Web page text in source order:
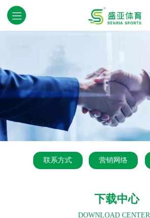
联系方式 营销网络
下载中心
DOWNLOAD CENTER